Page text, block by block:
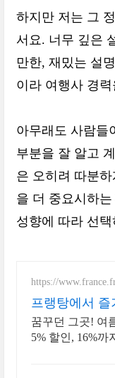
하지만 저는 그
서요. 너무 깊은
만한, 재밌는 설
이라 여행사 경
아무래도 사람들
부분을 잘 알고
은 오히려 따분
을 더 중요시하
성향에 따라 선
https://
프랭탕에서 즐
무료 에펠탑뷰
꿈꾸던 그곳! 여
5% 할인, 16%까